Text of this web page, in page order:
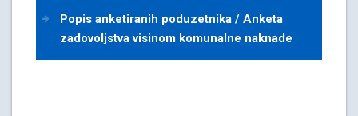
Popis anketiranih poduzetnika / Anketa
zadovoljstva visinom komunalne naknade